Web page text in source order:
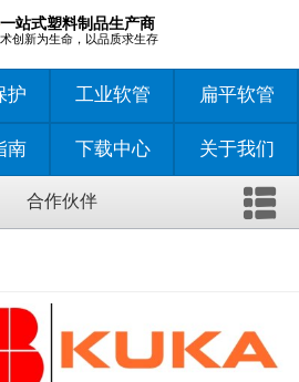
一站式塑料制品生产商
创新为生命，以品质求生存
护 工业软管 扁平软管
南 下载中心 关于我们
合作伙伴